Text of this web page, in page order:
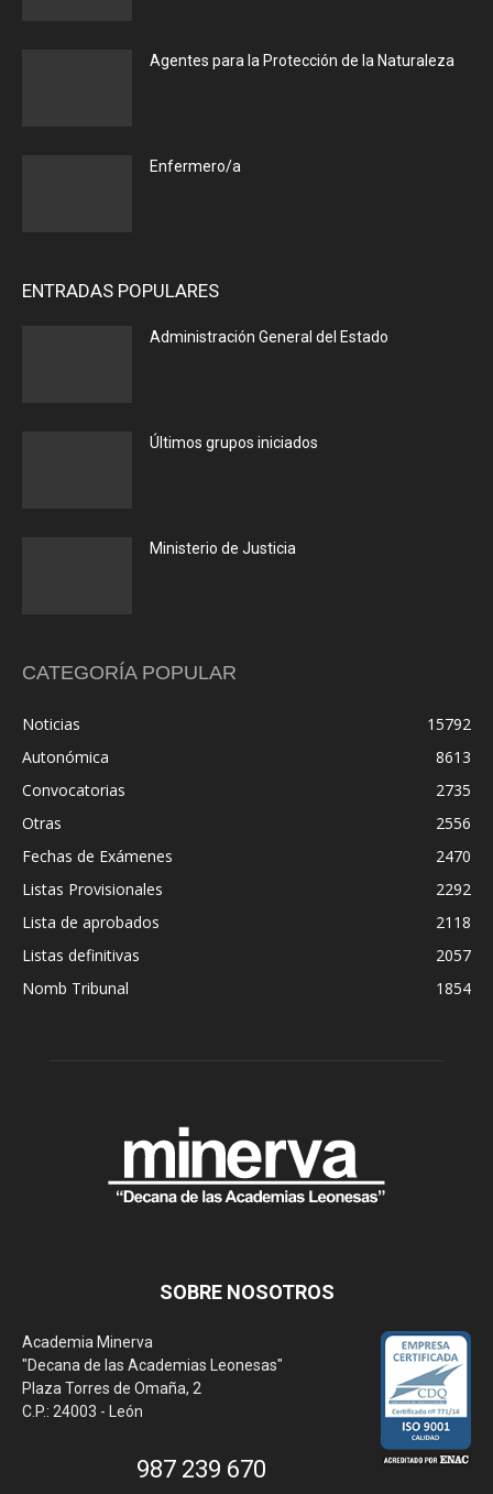
Agentes para la Protección de la Naturaleza
Enfermero/a
ENTRADAS POPULARES
Administración General del Estado
Últimos grupos iniciados
Ministerio de Justicia
CATEGORÍA POPULAR
Noticias
15792
Autonómica
8613
Convocatorias
2735
Otras
2556
Fechas de Exámenes
2470
Listas Provisionales
2292
Lista de aprobados
2118
Listas definitivas
2057
Nomb Tribunal
1854
SOBRE NOSOTROS
Academia Minerva
"Decana de las Academias Leonesas"
Plaza Torres de Omaña, 2
C.P.: 24003 - León
987 239 670